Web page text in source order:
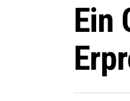
Ein